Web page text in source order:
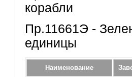
корабли
Пр.11661Э -
единицы
Наименование